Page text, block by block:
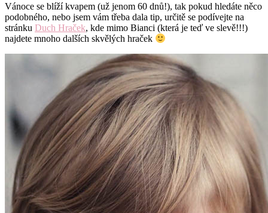
Vánoce se blíží kvapem (už jenom 60 dnů!), tak pokud hledáte něco
podobného, nebo jsem vám třeba dala tip, určitě se podívejte na
stránku Duch Hraček, kde mimo Bianci (která je teď ve slevě!!!)
najdete mnoho dalších skvělých hraček